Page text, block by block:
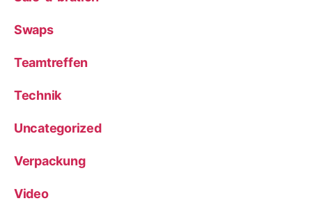
Swaps
Teamtreffen
Technik
Uncategorized
Verpackung
Video